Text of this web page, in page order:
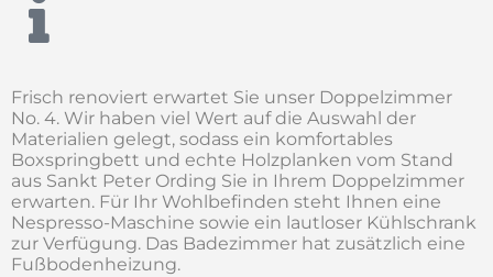
Frisch renoviert erwartet Sie unser Doppelzimmer
No. 4. Wir haben viel Wert auf die Auswahl der
Materialien gelegt, sodass ein komfortables
Boxspringbett und echte Holzplanken vom Stand
aus Sankt Peter Ording Sie in Ihrem Doppelzimmer
erwarten. Für Ihr Wohlbefinden steht Ihnen eine
Nespresso-Maschine sowie ein lautloser Kühlschrank
zur Verfügung. Das Badezimmer hat zusätzlich eine
Fußbodenheizung.